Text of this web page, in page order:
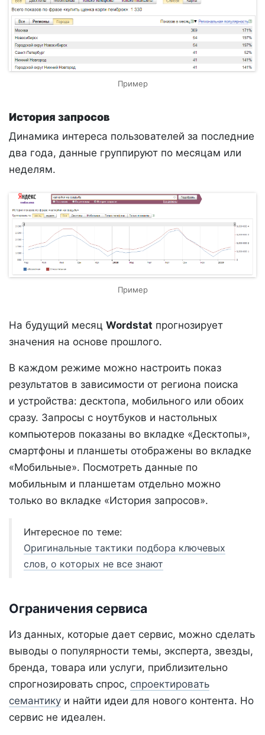
Пример
История запросов
Динамика интереса пользователей за последние
два года, данные группируют по месяцам или
неделям.
Пример
На будущий месяц Wordstat прогнозирует
значения на основе прошлого.
В каждом режиме можно настроить показ
результатов в зависимости от региона поиска
и устройства: десктопа, мобильного или обоих
сразу. Запросы с ноутбуков и настольных
компьютеров показаны во вкладке «Десктопы»,
смартфоны и планшеты отображены во вкладке
«Мобильные». Посмотреть данные по
мобильным и планшетам отдельно можно
только во вкладке «История запросов».
Интересное по теме:
Оригинальные тактики подбора ключевых
слов, о которых не все знают
Ограничения сервиса
Из данных, которые дает сервис, можно сделать
выводы о популярности темы, эксперта, звезды,
бренда, товара или услуги, приблизительно
спрогнозировать спрос, спроектировать
семантику и найти идеи для нового контента. Но
сервис не идеален.